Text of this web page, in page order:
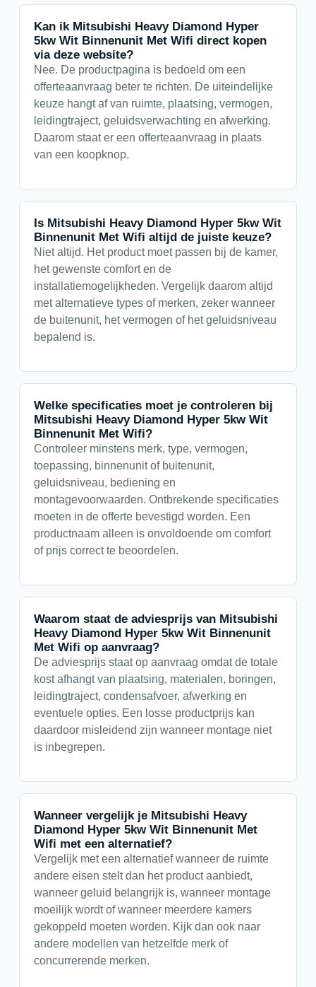
Kan ik Mitsubishi Heavy Diamond Hyper
5kw Wit Binnenunit Met Wifi direct kopen
via deze website?
Nee. De productpagina is bedoeld om een
offerteaanvraag beter te richten. De uiteindelijke
keuze hangt af van ruimte, plaatsing, vermogen,
leidingtraject, geluidsverwachting en afwerking.
Daarom staat er een offerteaanvraag in plaats
van een koopknop.
Is Mitsubishi Heavy Diamond Hyper 5kw Wit
Binnenunit Met Wifi altijd de juiste keuze?
Niet altijd. Het product moet passen bij de kamer,
het gewenste comfort en de
installatiemogelijkheden. Vergelijk daarom altijd
met alternatieve types of merken, zeker wanneer
de buitenunit, het vermogen of het geluidsniveau
bepalend is.
Welke specificaties moet je controleren bij
Mitsubishi Heavy Diamond Hyper 5kw Wit
Binnenunit Met Wifi?
Controleer minstens merk, type, vermogen,
toepassing, binnenunit of buitenunit,
geluidsniveau, bediening en
montagevoorwaarden. Ontbrekende specificaties
moeten in de offerte bevestigd worden. Een
productnaam alleen is onvoldoende om comfort
of prijs correct te beoordelen.
Waarom staat de adviesprijs van Mitsubishi
Heavy Diamond Hyper 5kw Wit Binnenunit
Met Wifi op aanvraag?
De adviesprijs staat op aanvraag omdat de totale
kost afhangt van plaatsing, materialen, boringen,
leidingtraject, condensafvoer, afwerking en
eventuele opties. Een losse productprijs kan
daardoor misleidend zijn wanneer montage niet
is inbegrepen.
Wanneer vergelijk je Mitsubishi Heavy
Diamond Hyper 5kw Wit Binnenunit Met
Wifi met een alternatief?
Vergelijk met een alternatief wanneer de ruimte
andere eisen stelt dan het product aanbiedt,
wanneer geluid belangrijk is, wanneer montage
moeilijk wordt of wanneer meerdere kamers
gekoppeld moeten worden. Kijk dan ook naar
andere modellen van hetzelfde merk of
concurrerende merken.